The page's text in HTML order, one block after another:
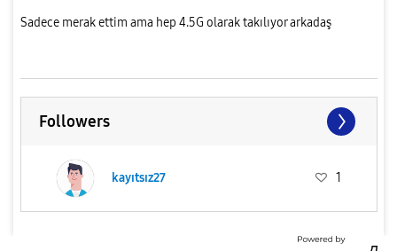
Sadece merak ettim ama hep 4.5G olarak takılıyor arkadaş
Followers
kayıtsız27 1